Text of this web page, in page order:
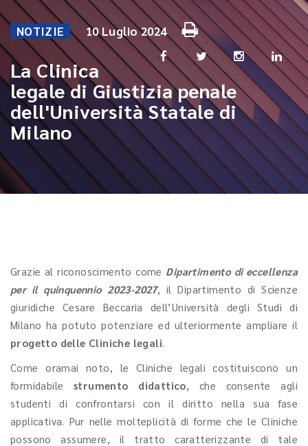
NOTIZIE 10 Luglio 2024
La Clinica
legale di Giustizia penale
dell'Università Statale di
Milano
Grazie al riconoscimento come Dipartimento di eccellenza
per il quinquennio 2023-2027, il Dipartimento di Scienze
giuridiche Cesare Beccaria dell’Università degli Studi di
Milano ha potuto potenziare ed ulteriormente ampliare il
progetto delle Cliniche legali.
Come oramai noto, le Cliniche legali costituiscono un
formidabile strumento didattico, che consente agli
studenti di confrontarsi con il diritto nella sua fase
applicativa. Pur nelle molteplicità di forme che le Cliniche
possono assumere, il tratto caratterizzante di tale